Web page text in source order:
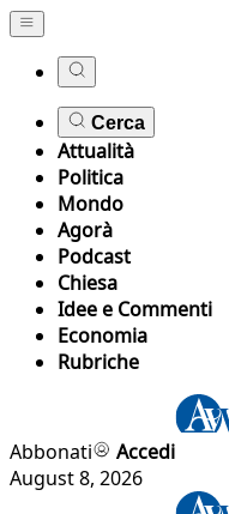
Cerca
Attualità
Politica
Mondo
Agorà
Podcast
Chiesa
Idee e Commenti
Economia
Rubriche
Abbonati
Accedi
August 8, 2026